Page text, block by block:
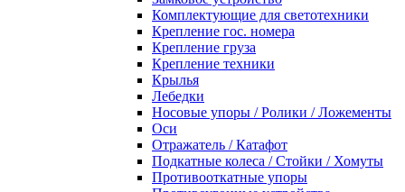
Комплектующие для светотехники
Крепление гос. номера
Крепление груза
Крепление техники
Крылья
Лебедки
Носовые упоры / Ролики / Ложементы
Оси
Отражатель / Катафот
Подкатные колеса / Стойки / Хомуты
Противооткатные упоры